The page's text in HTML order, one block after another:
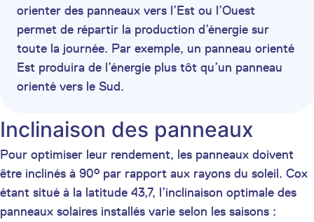
orienter des panneaux vers l’Est ou l’Ouest
permet de répartir la production d’énergie sur
toute la journée. Par exemple, un panneau orienté
Est produira de l’énergie plus tôt qu’un panneau
orienté vers le Sud.
Inclinaison des panneaux
Pour optimiser leur rendement, les panneaux doivent
être inclinés à 90° par rapport aux rayons du soleil. Cox
étant situé à la latitude 43,7, l’inclinaison optimale des
panneaux solaires installés varie selon les saisons :